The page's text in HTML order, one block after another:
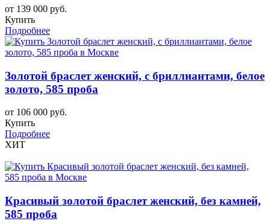
от 139 000 руб.
Купить
Подробнее
Золотой браслет женский, с бриллиантами, белое
золото, 585 проба
от 106 000 руб.
Купить
Подробнее
ХИТ
Красивый золотой браслет женский, без камней,
585 проба